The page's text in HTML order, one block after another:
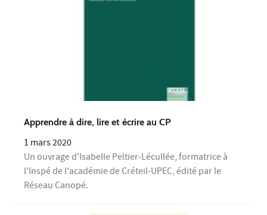
Apprendre à dire, lire et écrire au CP
1 mars 2020
Un ouvrage d'Isabelle Peltier-Lécullée, formatrice à
l'Inspé de l'académie de Créteil-UPEC, édité par le
Réseau Canopé.